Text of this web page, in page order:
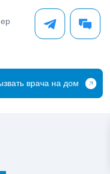
врача на дом